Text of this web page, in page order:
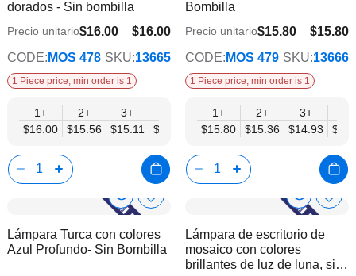
deseos
dorados - Sin bombilla
$16.00
$12.45
Precio unitario$16.00
CODE: MOS 478 SKU:13665
1 Piece price, min order is 1
1+
$16.00
2+
$15.56
3+
$15.11
$14.67
9+
$14.22
12+
$13.78
15+
$13.34
Bombilla
$15.80
$12.29
Precio unitario$15.80
CODE: MOS 479 SKU:13666
1 Piece price, min order is 1
1+
$15.80
2+
$15.36
3+
$14.93
Show
Info
Añadir
la
lista
Lámpara Turca con colores
Azul Profundo- Sin Bombilla
Show
Info
de
Lámpara de escritorio de
mosaico con colores
brillantes de luz de luna, sin